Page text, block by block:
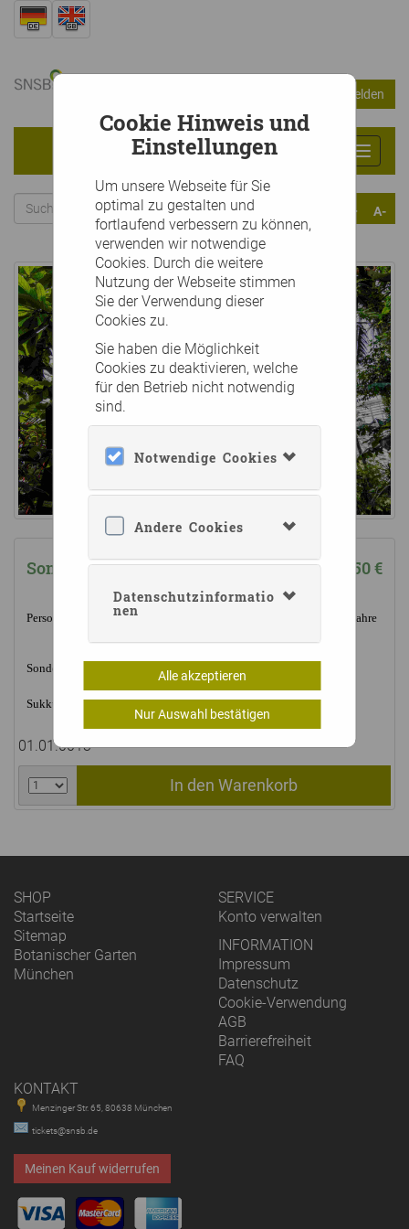
Cookie Hinweis und
Einstellungen
Um unsere Webseite für Sie
optimal zu gestalten und
fortlaufend verbessern zu können,
verwenden wir notwendige
Cookies. Durch die weitere
Nutzung der Webseite stimmen
Sie der Verwendung dieser
Cookies zu.
Sie haben die Möglichkeit
Cookies zu deaktivieren, welche
für den Betrieb nicht notwendig
sind.
Notwendige Cookies
Andere Cookies
Datenschutzinformatio
nen
Alle akzeptieren
Nur Auswahl bestätigen
Anmelden
Toggle
A-
A+
4,50 €
Sonderausstellung ermäßigt
Personen ab 65 Jahre, Schwerbehinderte, Studenten, Kinder ab 12 Jahre
Sonderausstellung „Succu… was?“ Die vielfältige Welt der
Sukkulenten; Mittwoch, 13. Mai 2026 - Sonntag, 23. August 2026
01.01.0013
SHOP
Startseite
Sitemap
Botanischer Garten
München
SERVICE
Konto verwalten
INFORMATION
Impressum
Datenschutz
Cookie-Verwendung
AGB
Barrierefreiheit
FAQ
KONTAKT
Menzinger Str. 65, 80638 München
tickets@snsb.de
Meinen Kauf widerrufen